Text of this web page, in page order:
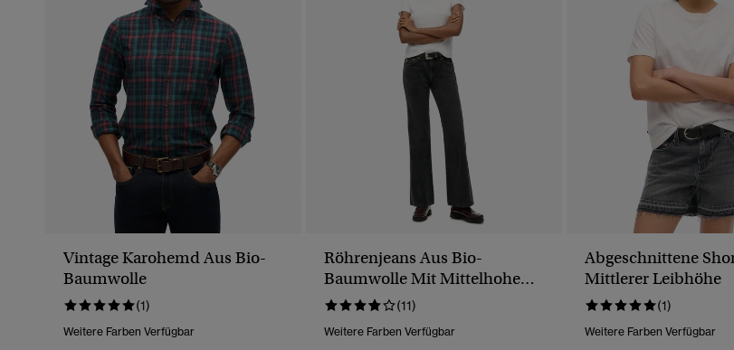
Vintage Karohemd Aus Bio-
Baumwolle
(1)
Weitere Farben Verfügbar
Röhrenjeans Aus Bio-
Baumwolle Mit Mittelhohem
Bund
(11)
Weitere Farben Verfügbar
Abgeschnittene
Mittlerer Leibhöhe
(1)
Weitere Farben Verfügbar